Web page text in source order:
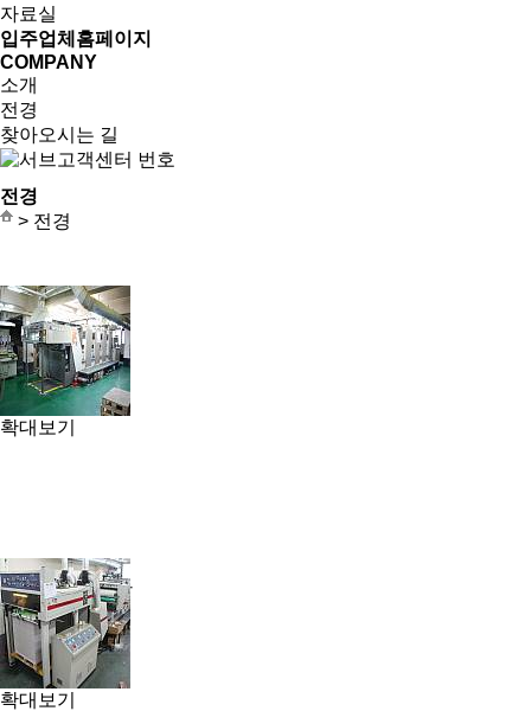
자료실
입주업체홈페이지
COMPANY
소개
전경
찾아오시는 길
전경
> 전경
확대보기
유신인쇄출판사
(설비현황)
최고관리자
14.09.04 / hit
11982
확대보기